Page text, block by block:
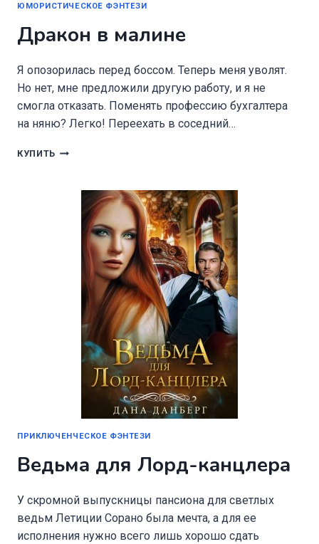
ЮМОРИСТИЧЕСКОЕ ФЭНТЕЗИ
Дракон в малине
Я опозорилась перед боссом. Теперь меня уволят.
Но нет, мне предложили другую работу, и я не
смогла отказать. Поменять профессию бухгалтера
на няню? Легко! Переехать в соседний…
КУПИТЬ ДРАКОН
ПРИКЛЮЧЕНЧЕСКОЕ ФЭНТЕЗИ
Ведьма для Лорд-канцлера
У скромной выпускницы пансиона для светлых
ведьм Летиции Сорано была мечта, а для ее
исполнения нужно всего лишь хорошо сдать